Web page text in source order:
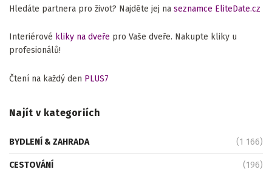
Hledáte partnera pro život? Najděte jej na seznamce EliteDate.cz
Interiérové kliky na dveře pro Vaše dveře. Nakupte kliky u
profesionálů!
Čtení na každý den PLUS7
Najít v kategoriích
BYDLENÍ & ZAHRADA (1 166)
CESTOVÁNÍ (196)